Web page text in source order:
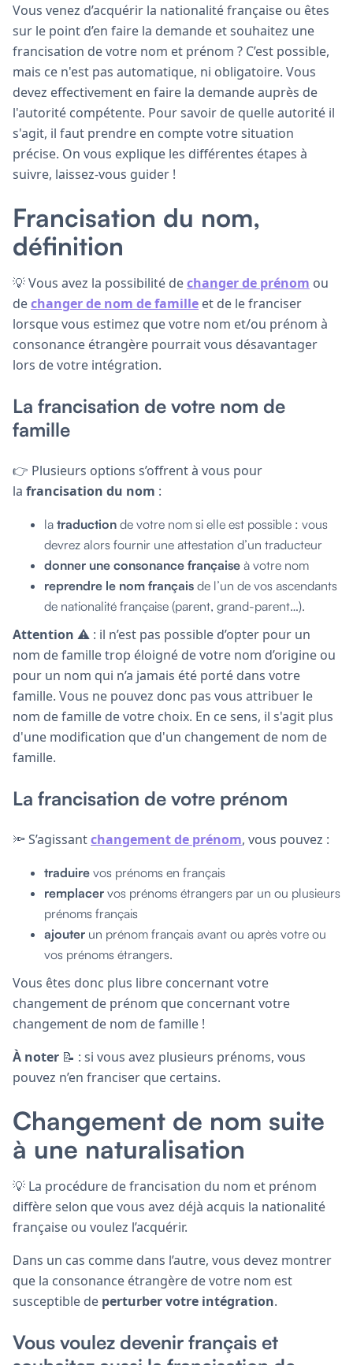
Vous venez d’acquérir la nationalité française ou êtes
sur le point d’en faire la demande et souhaitez une
francisation de votre nom et prénom ? C’est possible,
mais ce n'est pas automatique, ni obligatoire. Vous
devez effectivement en faire la demande auprès de
l'autorité compétente. Pour savoir de quelle autorité il
s'agit, il faut prendre en compte votre situation
précise. On vous explique les différentes étapes à
suivre, laissez-vous guider !
Francisation du nom,
définition
💡 Vous avez la possibilité dechanger de prénom ou
dechanger de nom de famille et de le franciser
lorsque vous estimez que votre nom et/ou prénom à
consonance étrangère pourrait vous désavantager
lors de votre intégration.
La francisation de votre nom de
famille
👉 Plusieurs options s’offrent à vous pour
la francisation du nom :
la traduction de votre nom si elle est possible : vous
devrez alors fournir une attestation d’un traducteur
donner une consonance française à votre nom
reprendre le nom français de l’un de vos ascendants
de nationalité française (parent, grand-parent…).
Attention ⚠️ : il n’est pas possible d’opter pour un
nom de famille trop éloigné de votre nom d’origine ou
pour un nom qui n’a jamais été porté dans votre
famille. Vous ne pouvez donc pas vous attribuer le
nom de famille de votre choix. En ce sens, il s'agit plus
d'une modification que d'un changement de nom de
famille.
La francisation de votre prénom
🔦 S’agissantchangement de prénom, vous pouvez :
traduire vos prénoms en français
remplacer vos prénoms étrangers par un ou plusieurs
prénoms français
ajouter un prénom français avant ou après votre ou
vos prénoms étrangers.
Vous êtes donc plus libre concernant votre
changement de prénom que concernant votre
changement de nom de famille !
À noter 📝 : si vous avez plusieurs prénoms, vous
pouvez n’en franciser que certains.
Changement de nom suite
à une naturalisation
💡 La procédure de francisation du nom et prénom
diffère selon que vous avez déjà acquis la nationalité
française ou voulez l’acquérir.
Dans un cas comme dans l’autre, vous devez montrer
que la consonance étrangère de votre nom est
susceptible de perturber votre intégration.
Vous voulez devenir français et